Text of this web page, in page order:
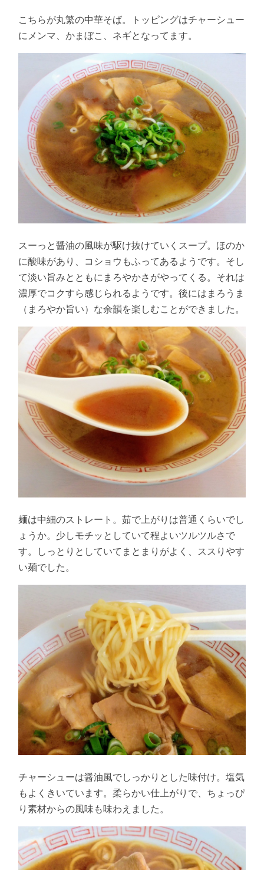
こちらが丸繁の中華そば。トッピングはチャーシュー
にメンマ、かまぼこ、ネギとなってます。
スーっと醤油の風味が駆け抜けていくスープ。ほのか
に酸味があり、コショウもふってあるようです。そし
て淡い旨みとともにまろやかさがやってくる。それは
濃厚でコクすら感じられるようです。後にはまろうま
（まろやか旨い）な余韻を楽しむことができました。
麺は中細のストレート。茹で上がりは普通くらいでし
ょうか。少しモチッとしていて程よいツルツルさで
す。しっとりとしていてまとまりがよく、ススりやす
い麺でした。
チャーシューは醤油風でしっかりとした味付け。塩気
もよくきいています。柔らかい仕上がりで、ちょっぴ
り素材からの風味も味わえました。